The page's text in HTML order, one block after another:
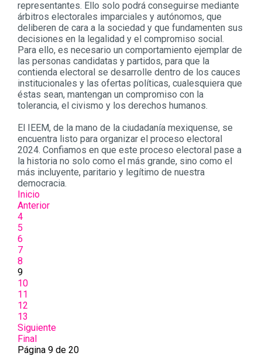
representantes. Ello solo podrá conseguirse mediante
árbitros electorales imparciales y autónomos, que
deliberen de cara a la sociedad y que fundamenten sus
decisiones en la legalidad y el compromiso social.
Para ello, es necesario un comportamiento ejemplar de
las personas candidatas y partidos, para que la
contienda electoral se desarrolle dentro de los cauces
institucionales y las ofertas políticas, cualesquiera que
éstas sean, mantengan un compromiso con la
tolerancia, el civismo y los derechos humanos.
El IEEM, de la mano de la ciudadanía mexiquense, se
encuentra listo para organizar el proceso electoral
2024. Confiamos en que este proceso electoral pase a
la historia no solo como el más grande, sino como el
más incluyente, paritario y legítimo de nuestra
democracia.
Inicio
Anterior
4
5
6
7
8
9
10
11
12
13
Siguiente
Final
Página 9 de 20